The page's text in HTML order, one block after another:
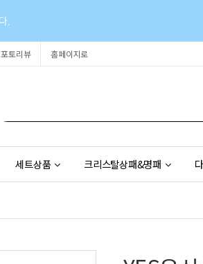
포토리뷰 홈페이지로
세트상품 크리스탈상패&명패